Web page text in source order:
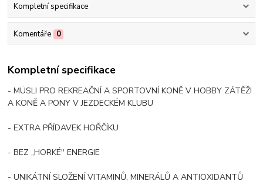
Kompletní specifikace
Komentáře 0
Kompletní specifikace
- MÜSLI PRO REKREAČNÍ A SPORTOVNÍ KONĚ V HOBBY ZÁTĚŽI
A KONĚ A PONY V JEZDECKÉM KLUBU
- EXTRA PŘÍDAVEK HOŘČÍKU
- BEZ „HORKÉ" ENERGIE
- UNIKÁTNÍ SLOŽENÍ VITAMINŮ, MINERÁLŮ A ANTIOXIDANTŮ